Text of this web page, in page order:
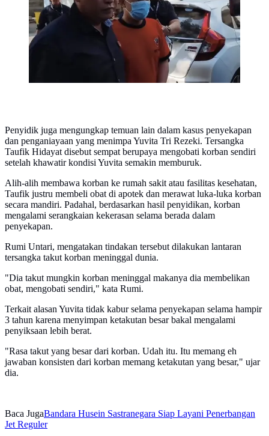
Penyidik juga mengungkap temuan lain dalam kasus penyekapan
dan penganiayaan yang menimpa Yuvita Tri Rezeki. Tersangka
Taufik Hidayat disebut sempat berupaya mengobati korban sendiri
setelah khawatir kondisi Yuvita semakin memburuk.
Alih-alih membawa korban ke rumah sakit atau fasilitas kesehatan,
Taufik justru membeli obat di apotek dan merawat luka-luka korban
secara mandiri. Padahal, berdasarkan hasil penyidikan, korban
mengalami serangkaian kekerasan selama berada dalam
penyekapan.
Rumi Untari, mengatakan tindakan tersebut dilakukan lantaran
tersangka takut korban meninggal dunia.
"Dia takut mungkin korban meninggal makanya dia membelikan
obat, mengobati sendiri," kata Rumi.
Terkait alasan Yuvita tidak kabur selama penyekapan selama hampir
3 tahun karena menyimpan ketakutan besar bakal mengalami
penyiksaan lebih berat.
"Rasa takut yang besar dari korban. Udah itu. Itu memang eh
jawaban konsisten dari korban memang ketakutan yang besar," ujar
dia.
Baca JugaBandara Husein Sastranegara Siap Layani Penerbangan
Jet Reguler